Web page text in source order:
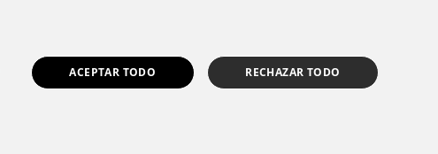
ACEPTAR TODO RECHAZAR TODO